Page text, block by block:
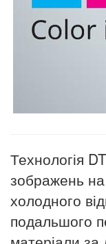
Технологія
зображень на
холодного
подальшого